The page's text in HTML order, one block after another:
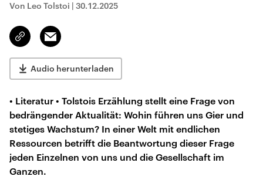
Von Leo Tolstoi | 30.12.2025
Link
kopieren/teilen
Email
Audio herunterladen
• Literatur • Tolstois Erzählung stellt eine Frage von
bedrängender Aktualität: Wohin führen uns Gier und
stetiges Wachstum? In einer Welt mit endlichen
Ressourcen betrifft die Beantwortung dieser Frage
jeden Einzelnen von uns und die Gesellschaft im
Ganzen.